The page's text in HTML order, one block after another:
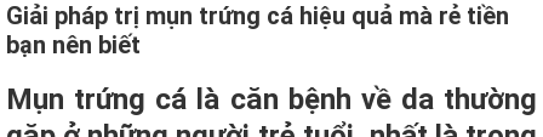
Giải pháp trị mụn trứng cá hiệu quả mà rẻ tiền
bạn nên biết
Mụn trứng cá là căn bệnh về da thường